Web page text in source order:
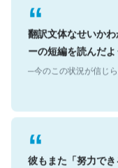
翻訳文体なせいか
ーの短編を読んだ
─今のこの状況が信じ
彼もまた「努力で